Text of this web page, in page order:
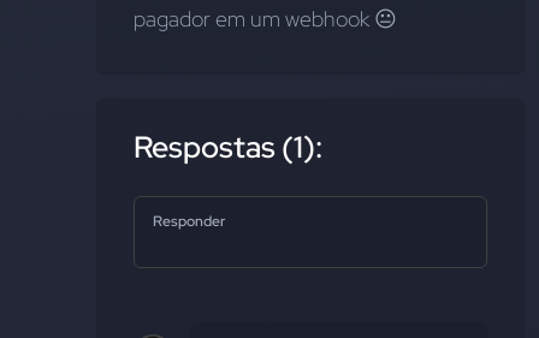
pagador em um webhook 😐
Respostas (1):
Responder